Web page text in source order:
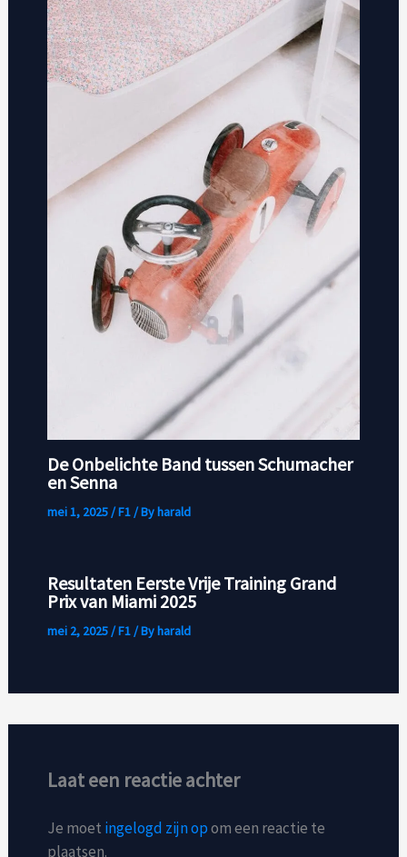
De Onbelichte Band tussen Schumacher
en Senna
mei 1, 2025/F1/ Byharald
Resultaten Eerste Vrije Training Grand
Prix van Miami 2025
mei 2, 2025/F1/ Byharald
Laat een reactie achter
Je moet ingelogd zijn opom een reactie te
plaatsen.